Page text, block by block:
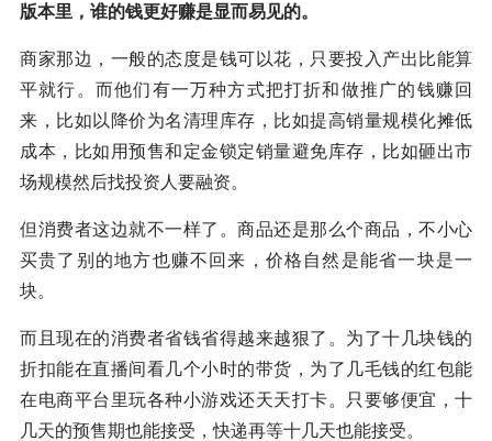
版本里，谁的钱更好赚是显而易见的。
商家那边，一般的态度是钱可以花，只要投入产出比能算
平就行。而他们有一万种方式把打折和做推广的钱赚回
来，比如以降价为名清理库存，比如提高销量规模化摊低
成本，比如用预售和定金锁定销量避免库存，比如砸出市
场规模然后找投资人要融资。
但消费者这边就不一样了。商品还是那么个商品，不小心
买贵了别的地方也赚不回来，价格自然是能省一块是一
块。
而且现在的消费者省钱省得越来越狠了。为了十几块钱的
折扣能在直播间看几个小时的带货，为了几毛钱的红包能
在电商平台里玩各种小游戏还天天打卡。只要够便宜，十
几天的预售期也能接受，快递再等十几天也能接受。